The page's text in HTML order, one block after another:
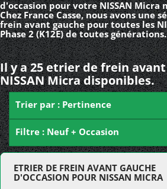
d'occasion pour votre NISSAN Micra
Chez France Casse, nous avons une
frein avant gauche pour toutes les
Phase 2 (K12E) de toutes générations.
Il y a 25 etrier de frein
NISSAN Micra disponibles.
Trier par : Pertinence
Filtre : Neuf + Occasion
ETRIER DE FREIN AVANT GAUCHE
D'OCCASION POUR NISSAN MICRA